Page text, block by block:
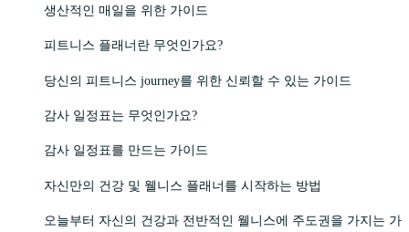
생산적인 매일을 위한 가이드
피트니스 플래너란 무엇인가요?
당신의 피트니스 journey를 위한 신뢰할 수 있는 가이드
감사 일정표는 무엇인가요?
감사 일정표를 만드는 가이드
자신만의 건강 및 웰니스 플래너를 시작하는 방법
오늘부터 자신의 건강과 전반적인 웰니스에 주도권을 가지는 가